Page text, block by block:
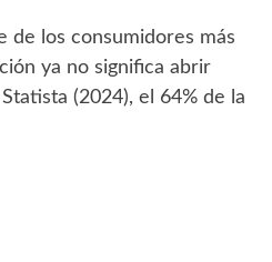
de los consumidores más
ya no significa abrir
(2024), el 64% de la